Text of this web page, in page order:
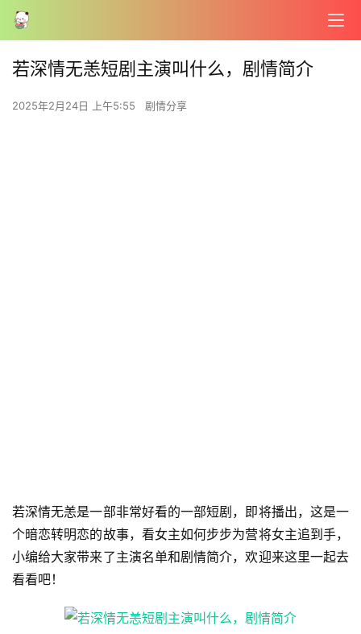
若深情无恙短剧主演叫什么，剧情简介
2025年2月24日 上午5:55 剧情分享
若深情无恙是一部非常好看的一部短剧，即将播出，这是一
个暗恋转明恋的故事，看女主如何步步为营将女主追到手，
小编给大家带来了主演名单和剧情简介，欢迎来这里一起去
看看吧！